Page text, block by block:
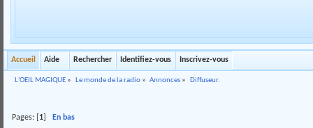
Accueil Aide Rechercher Identifiez-vous Inscrivez-vous
L'OEIL MAGIQUE » Le monde de la radio» Annonces » Diffuseur.
Pages: [ 1 En bas